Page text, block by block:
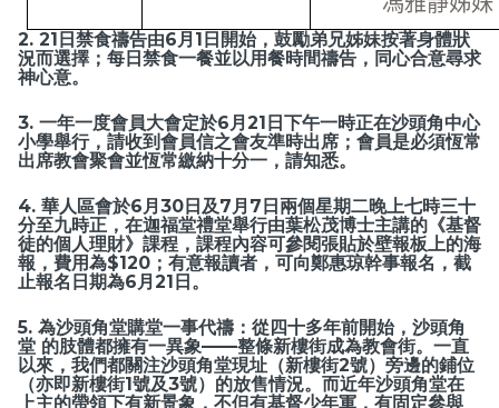
2. 21日禁食禱告由6月1日開始，鼓勵弟兄姊妹按著身體狀
況而選擇；每日禁食一餐並以用餐時間禱告，同心合意尋求
神心意。
3. 一年一度會員大會定於6月21日下午一時正在沙頭角中心
小學舉行，請收到會員信之會友準時出席；會員是必須恆常
出席教會聚會並恆常繳納十分一，請知悉。
4. 華人區會於6月30日及7月7日兩個星期二晚上七時三十
分至九時正，在迦福堂禮堂舉行由葉松茂博士主講的《基督
徒的個人理財》課程，課程內容可參閱張貼於壁報板上的海
報，費用為$120；有意報讀者，可向鄭惠琼幹事報名，截
止報名日期為6月21日。
5. 為沙頭角堂購堂一事代禱：從四十多年前開始，沙頭角
堂 的肢體都擁有一異象——整條新樓街成為教會街。一直
以來，我們都關注沙頭角堂現址（新樓街2號）旁邊的鋪位
（亦即新樓街1號及3號）的放售情況。而近年沙頭角堂在
上主的帶領下有新景象，不但有基督少年軍，有固定參與